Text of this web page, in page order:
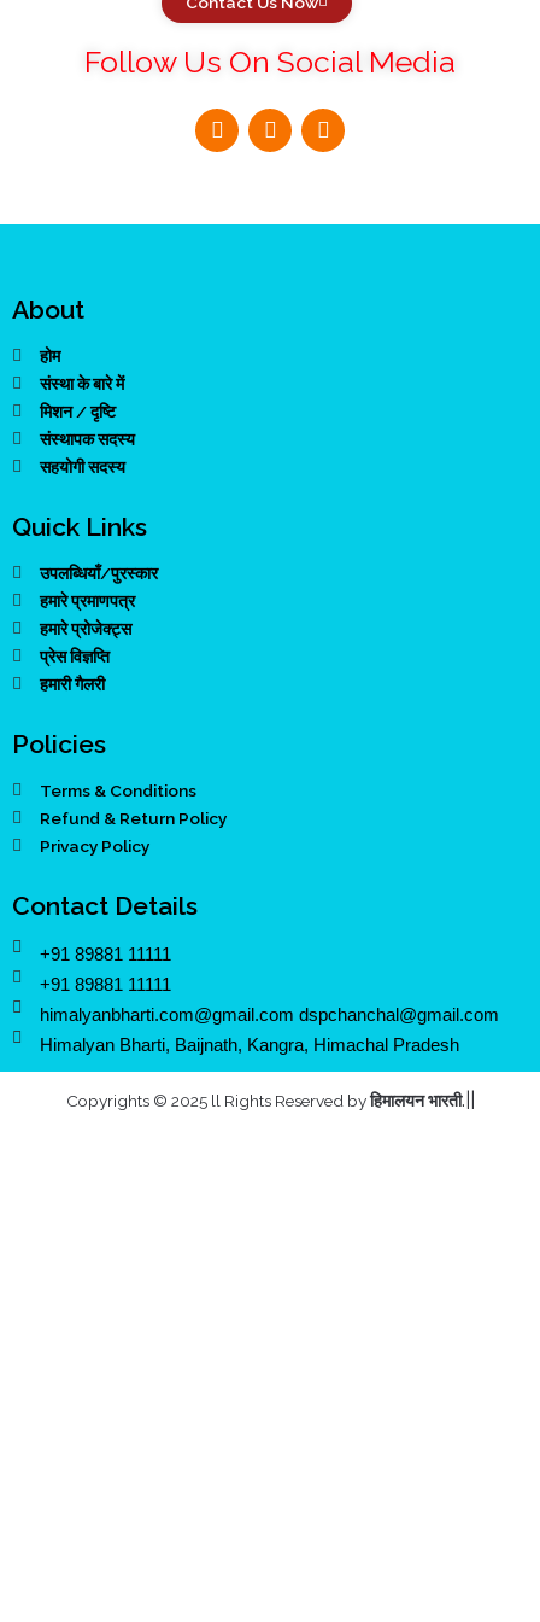
Follow Us On Social Media
About
होम
संस्था के बारे में
मिशन / दृष्टि
संस्थापक सदस्य
सहयोगी सदस्य
Quick Links
उपलब्धियाँ/पुरस्कार
हमारे प्रमाणपत्र
हमारे प्रोजेक्ट्स
प्रेस विज्ञप्ति
हमारी गैलरी
Policies
Terms & Conditions
Refund & Return Policy
Privacy Policy
Contact Details
+91 89881 11111
+91 89881 11111
himalyanbharti.com@gmail.com dspchanchal@gmail.com
Himalyan Bharti, Baijnath, Kangra, Himachal Pradesh
Copyrights © 2025 ll Rights Reserved byहिमालयन भारती.||